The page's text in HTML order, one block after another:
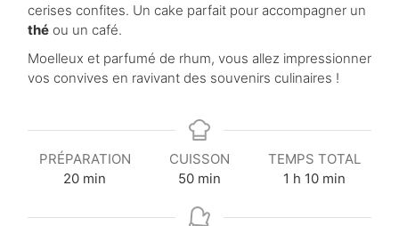
cerises confites. Un cake parfait pour accompagner un
thé ou un café.
Moelleux et parfumé de rhum, vous allez impressionner
vos convives en ravivant des souvenirs culinaires !
PRÉPARATION
20m
n
min
CUISSON
50m
n
min
TEMPS TOTAL
1 h
u
h 10m
n
min